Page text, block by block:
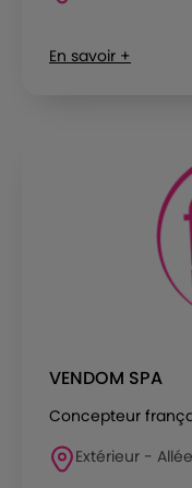
En savoir +
VENDOM SPA
Concepteur
Extérieur -